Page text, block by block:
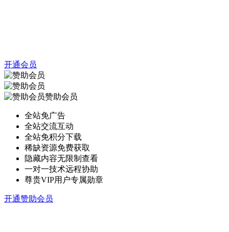
开通会员
赞助会员
全站免广告
全站交流互动
全站免积分下载
稀缺资源免费获取
隐藏内容无限制查看
一对一技术远程协助
尊贵VIP用户专属勋章
开通赞助会员